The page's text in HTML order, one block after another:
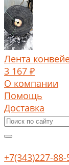
Лента
3 167 ₽
О компании
Помощь
Доставка
+7(343)227-88-